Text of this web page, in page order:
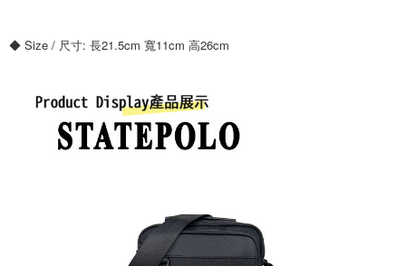
7-11付款取貨
宅配
每筆NT$80，滿NT$699(含以上)免運費
◆ Size / 尺寸: 長21.5cm 寬11cm 高26cm